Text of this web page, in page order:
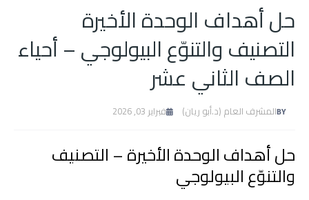
حل أهداف الوحدة الأخيرة
التصنيف والتنوّع البيولوجي – أحياء
الصف الثاني عشر
المشرف العام (د.أبو ريان) فبراير 03, 2026
حل أهداف الوحدة الأخيرة – التصنيف
والتنوّع البيولوجي